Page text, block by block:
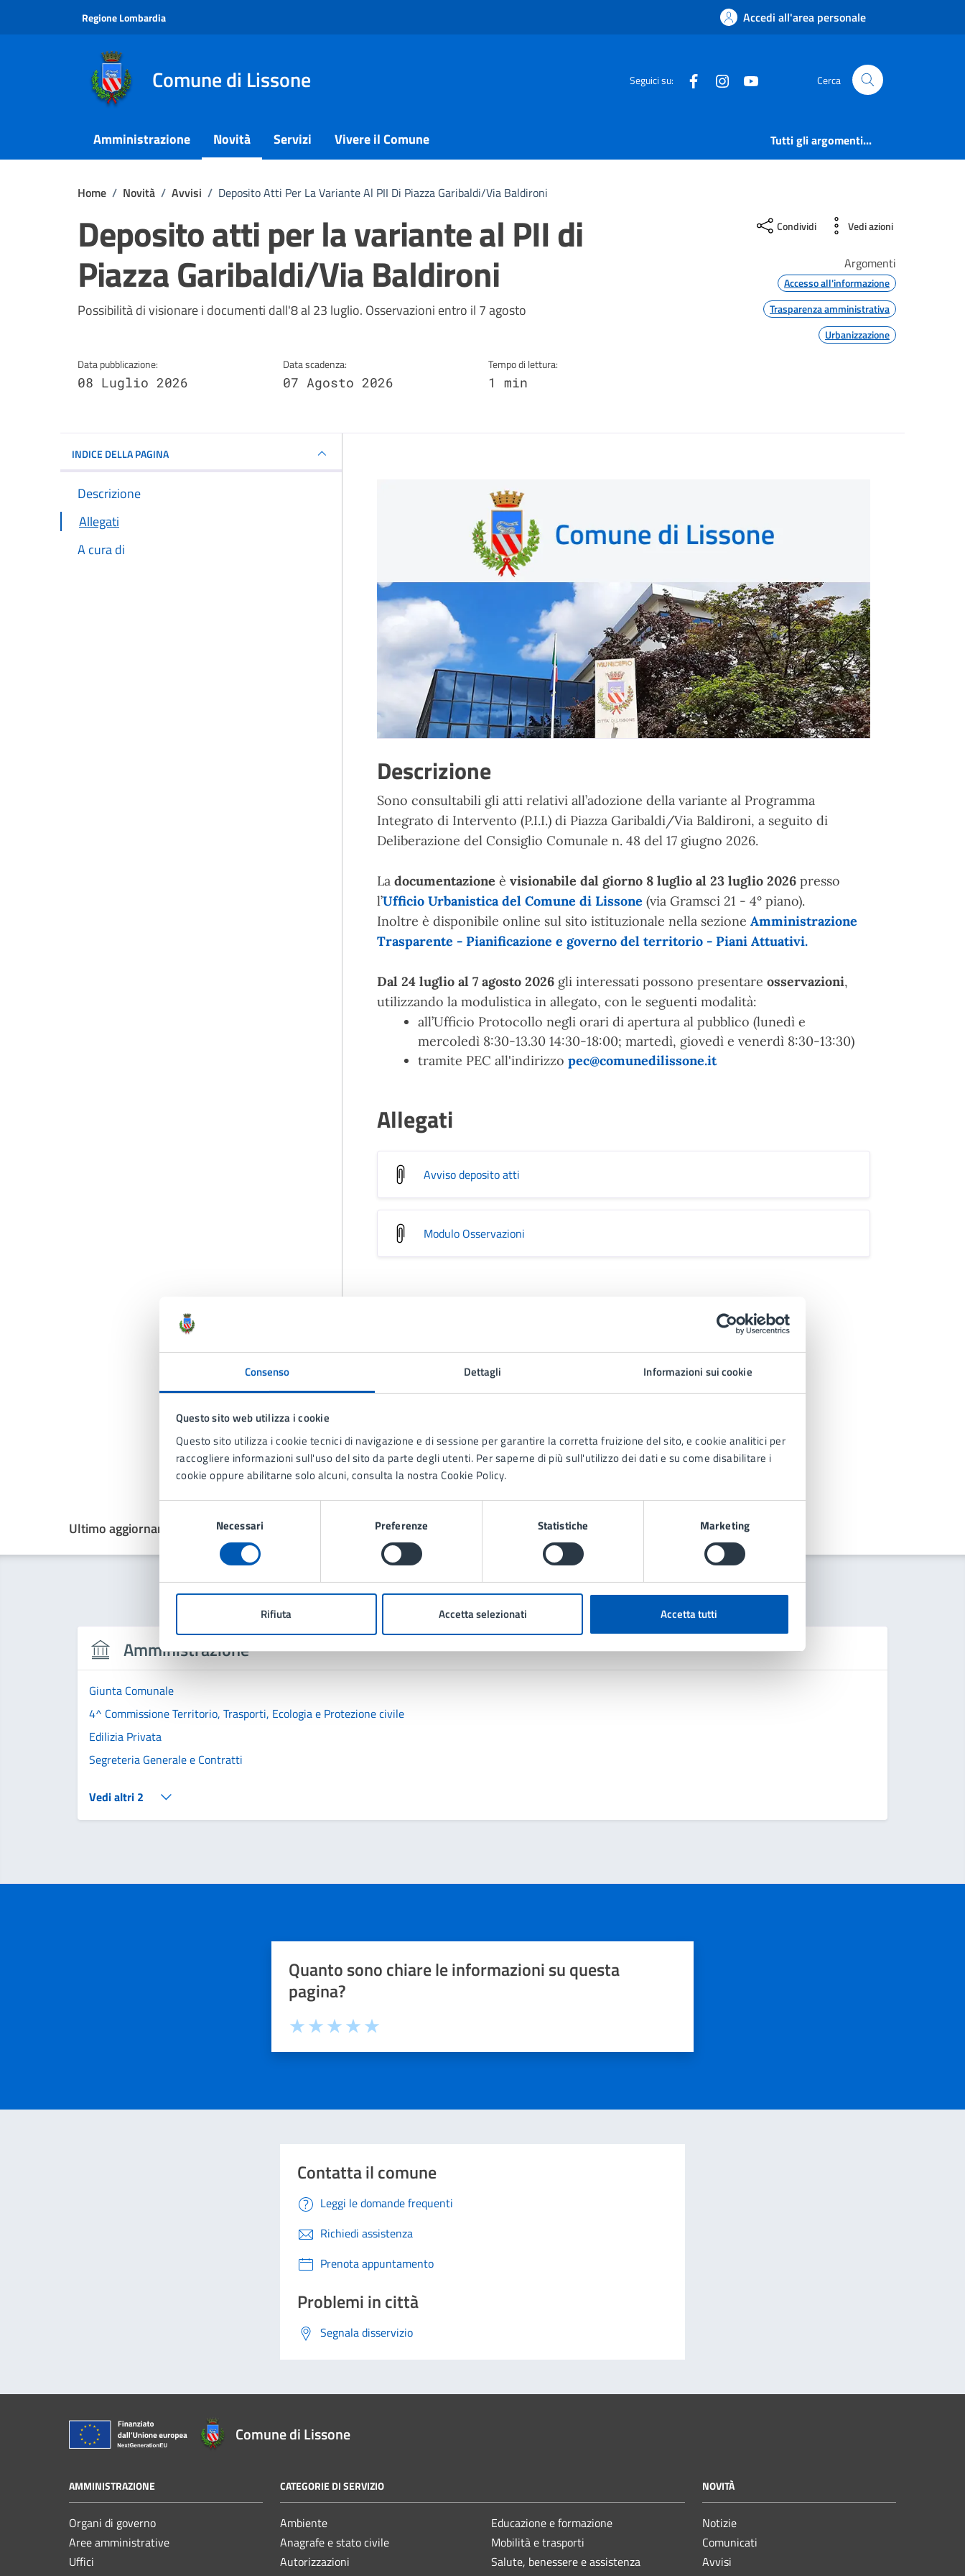
Consenso Dettagli Informazioni sui cookie
Questo sito web utilizza i cookie
Questo sito utilizza i cookie tecnici di navigazione e di sessione per garantire la corretta fruizione del sito, e cookie analitici per
raccogliere informazioni sull'uso del sito da parte degli utenti. Per saperne di più sull'utilizzo dei dati e su come disabilitare i
cookie oppure abilitarne solo alcuni, consulta la nostra Cookie Policy.
del
Necessari Preferenze Statistiche Marketing
Rifiuta Accetta selezionati Accetta tutti
Regione Lombardia Accedi all'area personale
Comune di Lissone Seguici su: FacebookInstagram Cerca
Amministrazione Novità Servizi Vivere il Comune Tutti gli argomenti...
Home / Novità / Avvisi / Deposito Atti Per La Variante Al PII Di Piazza Garibaldi/Via Baldironi
Deposito atti per la variante al PII di
Piazza Garibaldi/Via Baldironi
Dettagli della notizia
Possibilità di visionare i documenti dall'8 al 23 luglio. Osservazioni entro il 7 agosto
Data pubblicazione:
08 Luglio 2026
Data scadenza:
07 Agosto 2026
Tempo di lettura:
1 min
Condividi Vedi azioni
Argomenti
Accesso all'informazione
Trasparenza amministrativa
Urbanizzazione
INDICE DELLA PAGINA
Descrizione
Allegati
A cura di
Descrizione
Sono consultabili gli atti relativi all’adozione della variante al Programma
Integrato di Intervento (P.I.I.) di Piazza Garibaldi/Via Baldironi, a seguito di
Deliberazione del Consiglio Comunale n. 48 del 17 giugno 2026.
La documentazione è visionabile dal giorno 8 luglio al 23 luglio 2026 presso
l’Ufficio Urbanistica del Comune di Lissone (via Gramsci 21 - 4° piano).
Inoltre è disponibile online sul sito istituzionale nella sezione Amministrazione
Trasparente - Pianificazione e governo del territorio - Piani Attuativi.
Dal 24 luglio al 7 agosto 2026 gli interessati possono presentare osservazioni,
utilizzando la modulistica in allegato, con le seguenti modalità:
all’Ufficio Protocollo negli orari di apertura al pubblico (lunedì e
mercoledì 8:30-13.30 14:30-18:00; martedì, giovedì e venerdì 8:30-13:30)
tramite PEC all'indirizzo pec@comunedilissone.it
Allegati
Avviso deposito atti
Modulo Osservazioni
Urbanistica
Via Gramsci 21, Lissone
(MB), 20851
Ultimo aggiornamento: 23/07/2026, 14:15
Contenuti correlati
Amministrazione
Giunta Comunale
4^ Commissione Territorio, Trasporti, Ecologia e Protezione civile
Edilizia Privata
Segreteria Generale e Contratti
Vedi altri 2
Quanto sono chiare le informazioni su questa
pagina?
Contatta il comune
Leggi le domande frequenti
Richiedi assistenza
Prenota appuntamento
Problemi in città
Segnala disservizio
Comune di Lissone
AMMINISTRAZIONE
Organi di governo
Aree amministrative
Uffici
CATEGORIE DI SERVIZIO
Ambiente
Anagrafe e stato civile
Autorizzazioni
Educazione e formazione
Mobilità e trasporti
Salute, benessere e assistenza
NOVITÀ
Notizie
Comunicati
Avvisi